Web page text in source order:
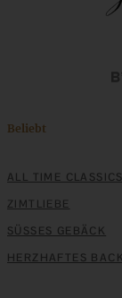
Beliebt
ALL TIME CLASSICS
ZIMTLIEBE
SÜSSES GEBÄCK
HERZHAFTES